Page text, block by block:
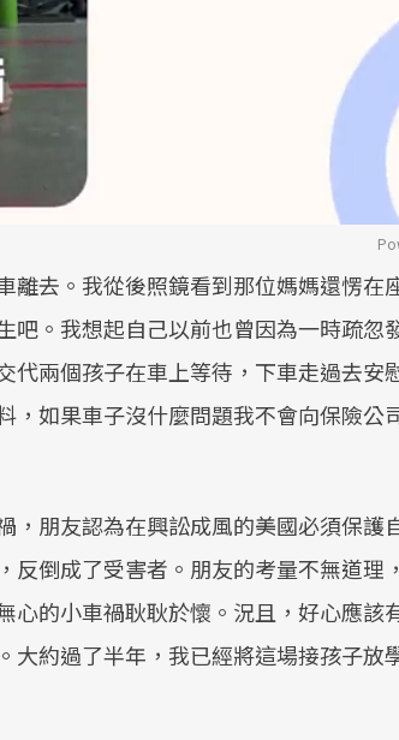
離去。我從後照鏡看到那位媽媽還愣在
吧。我想起自己以前也曾因為一時疏忽
代兩個孩子在車上等待，下車走過去安
，如果車子沒什麼問題我不會向保險公
，朋友認為在興訟成風的美國必須保護
反倒成了受害者。朋友的考量不無道理
心的小車禍耿耿於懷。況且，好心應該
大約過了半年，我已經將這場接孩子放